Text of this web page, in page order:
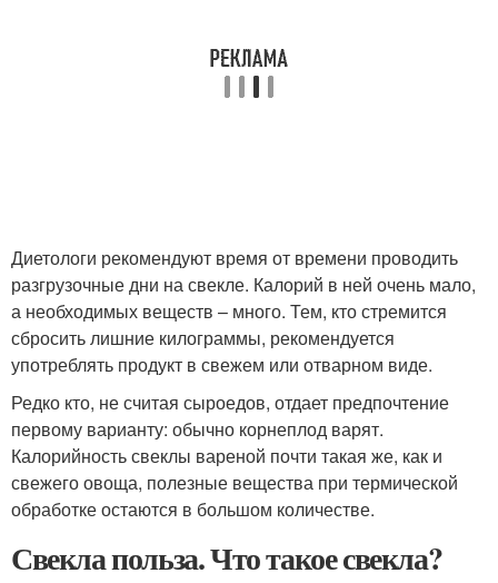
Диетологи рекомендуют время от времени проводить
разгрузочные дни на свекле. Калорий в ней очень мало,
а необходимых веществ – много. Тем, кто стремится
сбросить лишние килограммы, рекомендуется
употреблять продукт в свежем или отварном виде.
Редко кто, не считая сыроедов, отдает предпочтение
первому варианту: обычно корнеплод варят.
Калорийность свеклы вареной почти такая же, как и
свежего овоща, полезные вещества при термической
обработке остаются в большом количестве.
Свекла польза. Что такое свекла?